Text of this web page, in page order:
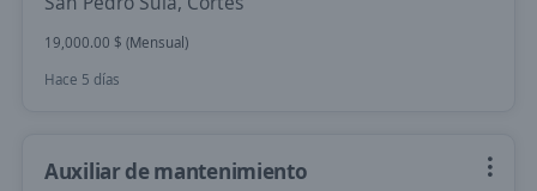
19,000.00 $ (Mensual)
Hace 5 días
Auxiliar de mantenimiento